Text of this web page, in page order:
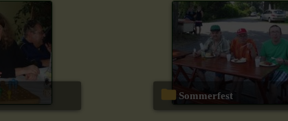
Sommerfest